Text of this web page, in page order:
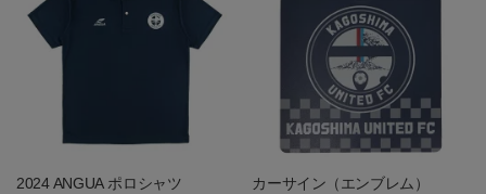
2024 ANGUA ポロシャツ
カーサイン（エンブレム）